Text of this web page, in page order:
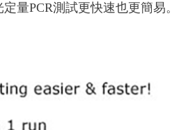
量PCR測試更快速也更簡易。